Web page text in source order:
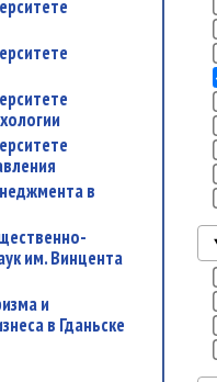
им. Винцента
в Гданьске